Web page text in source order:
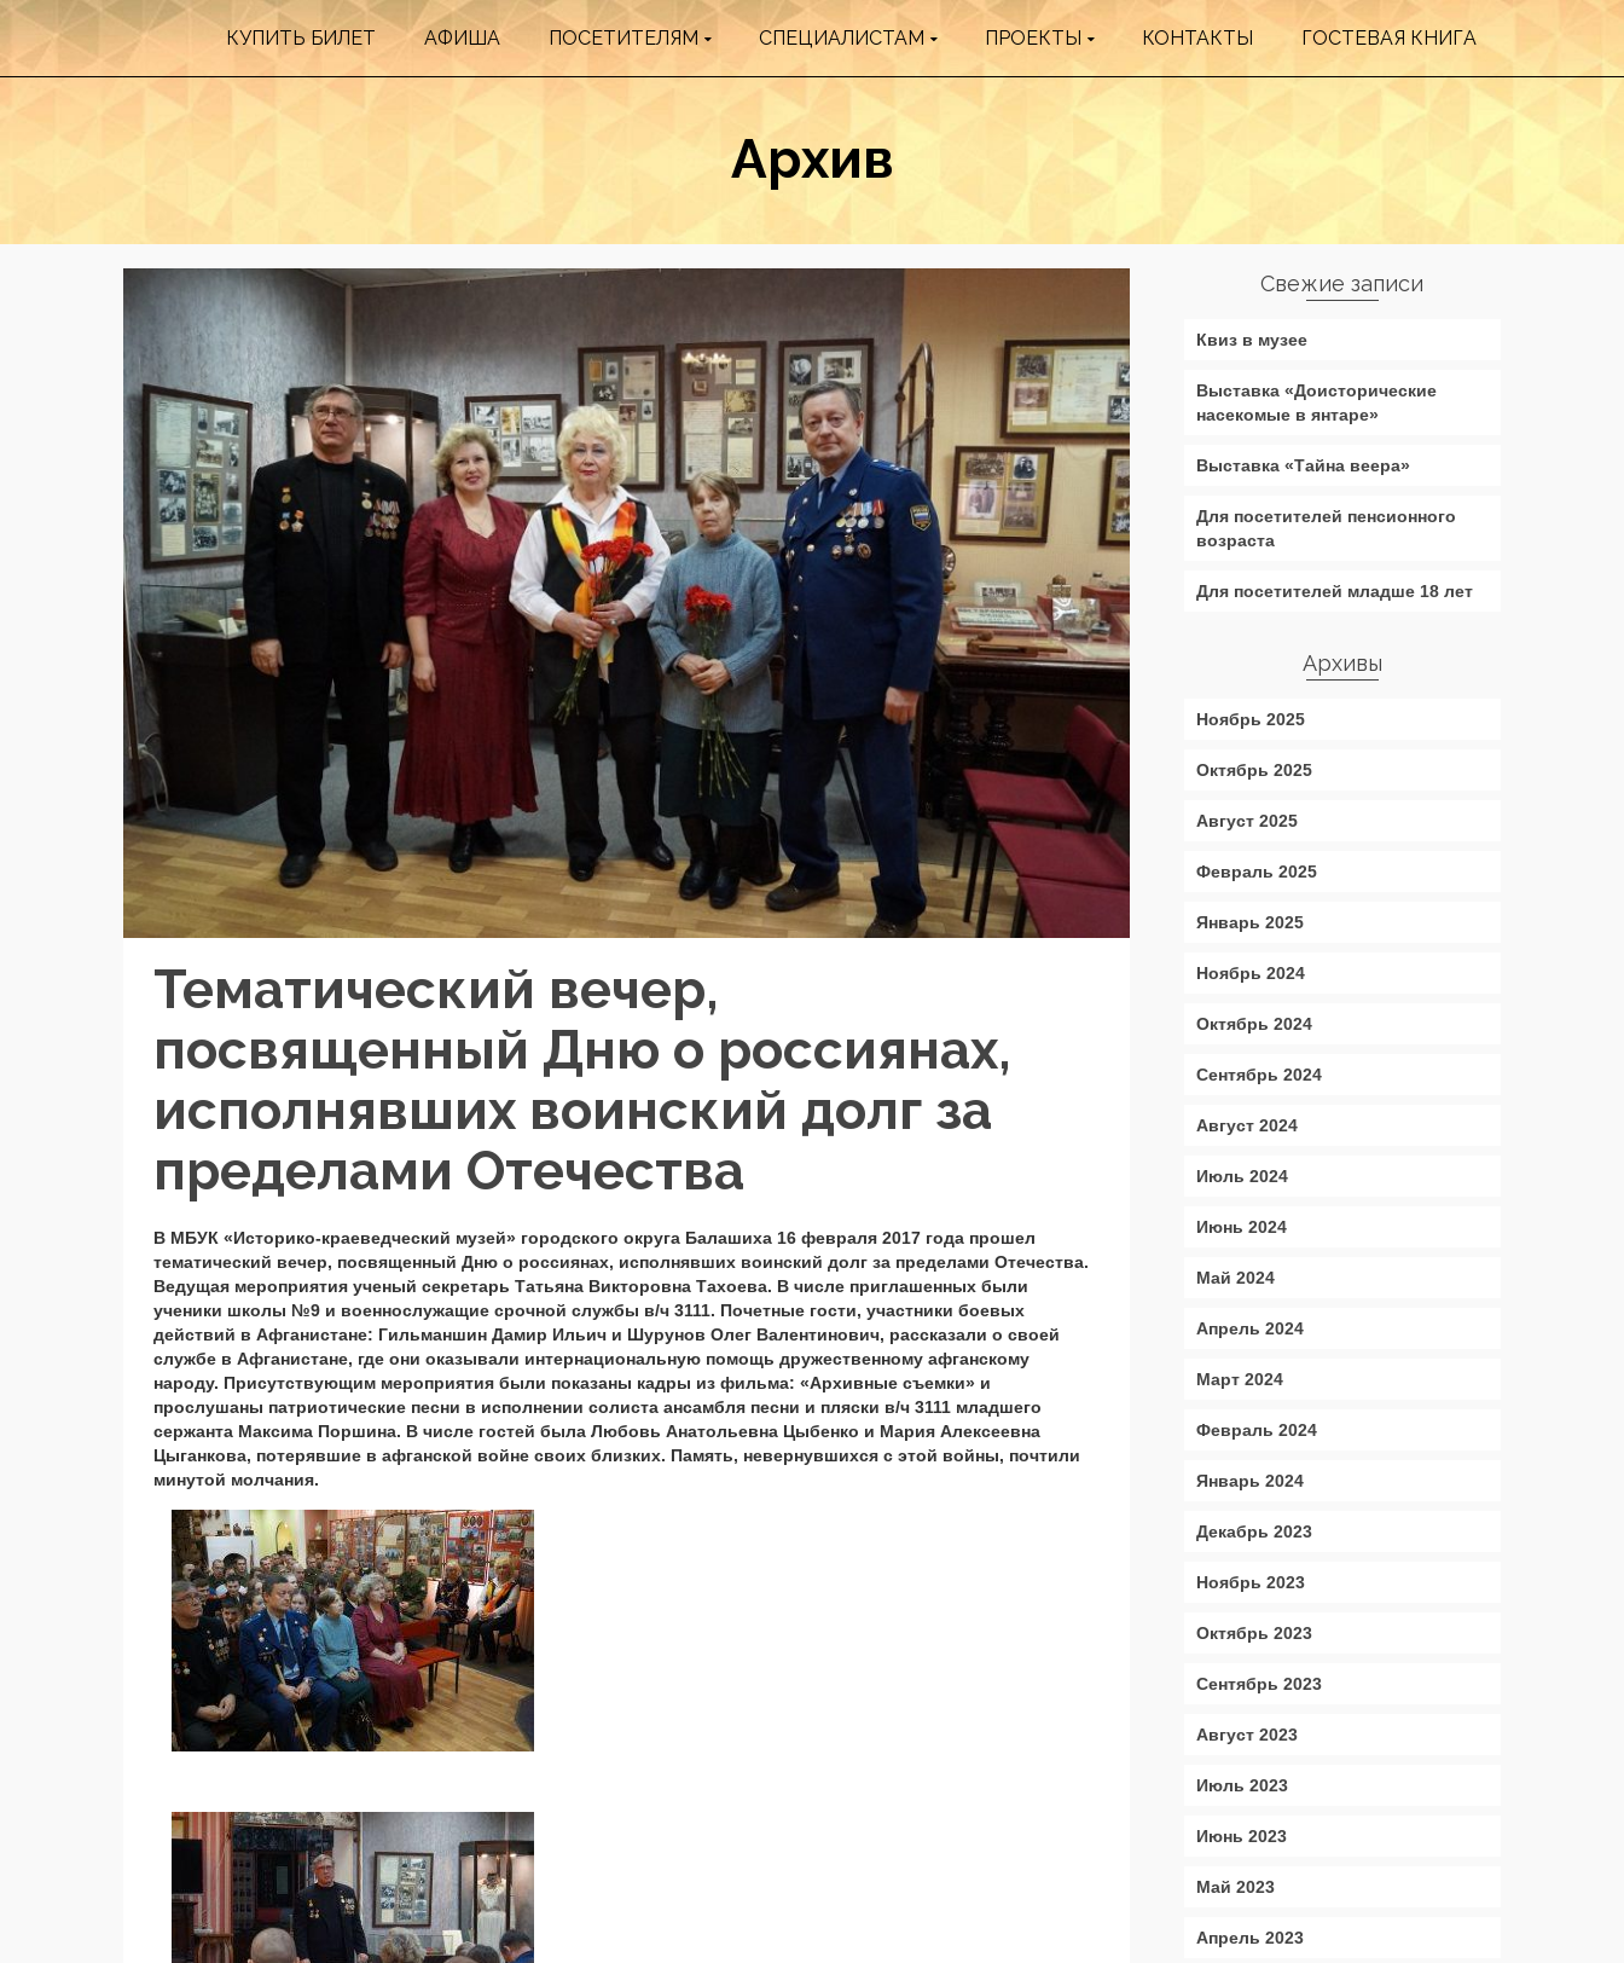
КУПИТЬ БИЛEТ АФИША ПОСЕТИТЕЛЯМ СПЕЦИАЛИСТАМ ПРОЕКТЫ КОНТАКТЫ ГОСТЕВАЯ КНИГА
Архив
Тематический вечер,
посвященный Дню о россиянах,
исполнявших воинский долг за
пределами Отечества
В МБУК «Историко-краеведческий музей» городского округа Балашиха 16 февраля 2017 года прошел
тематический вечер, посвященный Дню о россиянах, исполнявших воинский долг за пределами Отечества.
Ведущая мероприятия ученый секретарь Татьяна Викторовна Тахоева. В числе приглашенных были
ученики школы №9 и военнослужащие срочной службы в/ч 3111. Почетные гости, участники боевых
действий в Афганистане: Гильманшин Дамир Ильич и Шурунов Олег Валентинович, рассказали о своей
службе в Афганистане, где они оказывали интернациональную помощь дружественному афганскому
народу. Присутствующим мероприятия были показаны кадры из фильма: «Архивные съемки» и
прослушаны патриотические песни в исполнении солиста ансамбля песни и пляски в/ч 3111 младшего
сержанта Максима Поршина. В числе гостей была Любовь Анатольевна Цыбенко и Мария Алексеевна
Цыганкова, потерявшие в афганской войне своих близких. Память, невернувшихся с этой войны, почтили
минутой молчания.
Свежие записи
Квиз в музее
Выставка «Доисторические
насекомые в янтаре»
Выставка «Тайна веера»
Для посетителей пенсионного
возраста
Для посетителей младше 18 лет
Архивы
Ноябрь 2025
Октябрь 2025
Август 2025
Февраль 2025
Январь 2025
Ноябрь 2024
Октябрь 2024
Сентябрь 2024
Август 2024
Июль 2024
Июнь 2024
Май 2024
Апрель 2024
Март 2024
Февраль 2024
Январь 2024
Декабрь 2023
Ноябрь 2023
Октябрь 2023
Сентябрь 2023
Август 2023
Июль 2023
Июнь 2023
Май 2023
Апрель 2023